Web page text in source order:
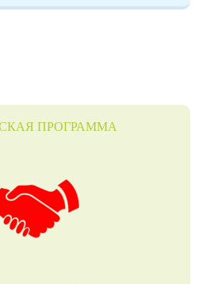
ПРОГРАММА